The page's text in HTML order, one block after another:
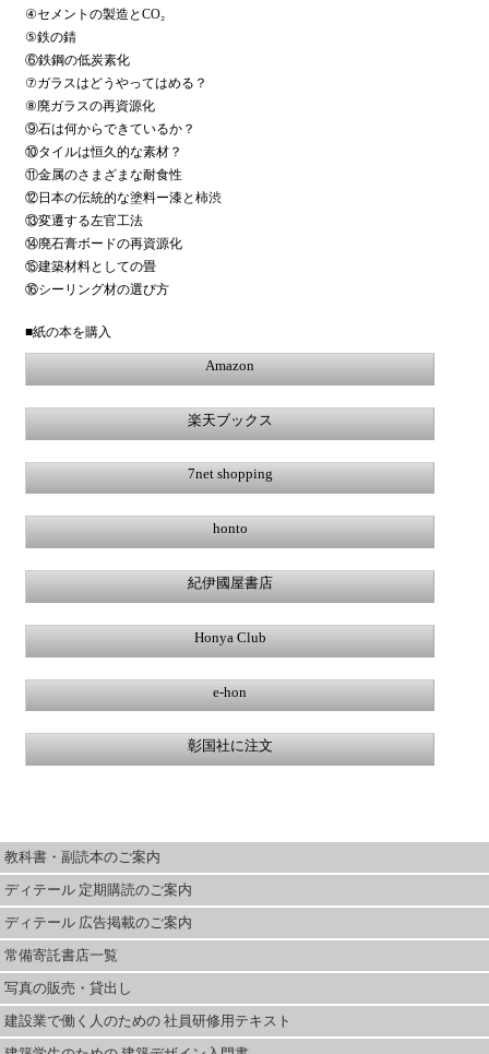
④セメントの製造とCO₂
⑤鉄の錆
⑥鉄鋼の低炭素化
⑦ガラスはどうやってはめる？
⑧廃ガラスの再資源化
⑨石は何からできているか？
⑩タイルは恒久的な素材？
⑪金属のさまざまな耐食性
⑫日本の伝統的な塗料ー漆と柿渋
⑬変遷する左官工法
⑭廃石膏ボードの再資源化
⑮建築材料としての畳
⑯シーリング材の選び方
■紙の本を購入
Amazon
楽天ブックス
7net shopping
honto
紀伊國屋書店
Honya Club
e-hon
彰国社に注文
教科書・副読本のご案内
ディテール 定期購読のご案内
ディテール 広告掲載のご案内
常備寄託書店一覧
写真の販売・貸出し
建設業で働く人のための 社員研修用テキスト